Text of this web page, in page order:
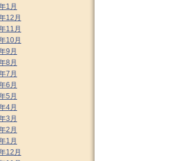
1月
12月
11月
10月
9月
8月
7月
6月
5月
4月
3月
2月
1月
12月